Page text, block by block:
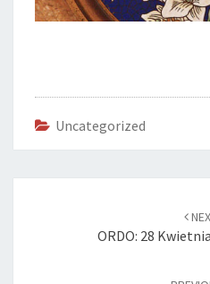
Uncategorized
ORDO: 28